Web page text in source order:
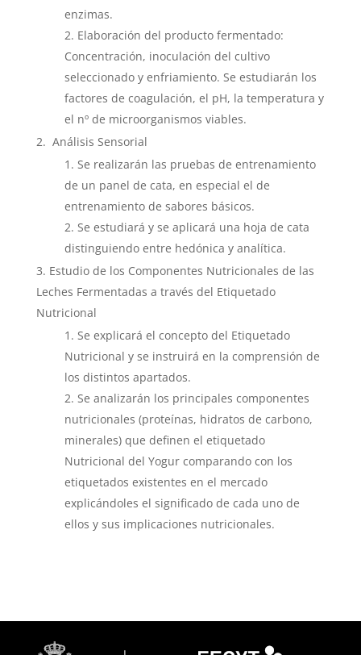
enzimas.
Elaboración del producto fermentado:
Concentración, inoculación del cultivo
seleccionado y enfriamiento. Se estudiarán los
factores de coagulación, el pH, la temperatura y
el nº de microorganismos viables.
Análisis Sensorial
Se realizarán las pruebas de entrenamiento
de un panel de cata, en especial el de
entrenamiento de sabores básicos.
Se estudiará y se aplicará una hoja de cata
distinguiendo entre hedónica y analítica.
Estudio de los Componentes Nutricionales de las
Leches Fermentadas a través del Etiquetado
Nutricional
Se explicará el concepto del Etiquetado
Nutricional y se instruirá en la comprensión de
los distintos apartados.
Se analizarán los principales componentes
nutricionales (proteínas, hidratos de carbono,
minerales) que definen el etiquetado
Nutricional del Yogur comparando con los
etiquetados existentes en el mercado
explicándoles el significado de cada uno de
ellos y sus implicaciones nutricionales.